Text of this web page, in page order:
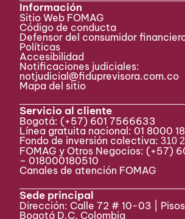
Información
Sitio Web FOMAG
Código de conducta
Defensor del consumidor
Políticas
Accesibilidad
Notificaciones judiciales:
notjudicial@fiduprevisora.com.co
Mapa del sitio
Servicio al cliente
Bogotá: (+57) 601 7566633
Línea gratuita nacional: 01 8000
Fondo de inversión colectiva:310
FOMAG y Otros Negocios: (+57)
– 018000180510
Canales de atención FOMAG
Sede principal
Dirección: Calle 72 # 10-03 |
Bogotá D.C, Colombia